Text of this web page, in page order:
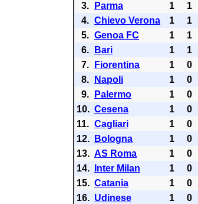
3.
Parma 1 1
4. Chievo Verona 1 1
5. Genoa FC 1 1
6.
Bari 1 1
7.
Fiorentina 1 0
8.
Napoli 1 0
9.
Palermo 1 0
10. Cesena 1 0
11. Cagliari 1 0
12.
Bologna 1 0
13. AS Roma 1 0
14.
Inter Milan 1 0
15. Catania 1 0
16. Udinese 1 0